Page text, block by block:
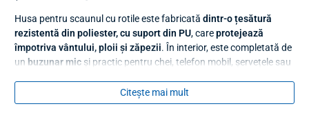
Husa pentru scaunul cu rotile este fabricată dintr-o țesătură
rezistentă din poliester, cu suport din PU, careprotejează
împotriva vântului, ploii și zăpezii. În interior, este completată de
un buzunar mic și practic pentru chei, telefon mobil, șervețele sau
permite îmbrăcarea și dezbrăcarea ușoară.
Fermoarul este de asemenea, dublu, astfel încât geanta izotermă
Citește mai mult